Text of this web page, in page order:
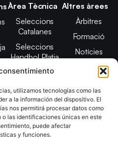
utilizamos tecnologías como las
a la información del dispositivo. El
nos permitirá procesar datos como
las identificaciones únicas en este
puede afectar
y funciones.
Àrea Tècnica
Seleccions
Catalanes
Seleccions
Handbol Platja
Tecnificació
CATH
Promoció
Altres àrees
Àrbitres
Formació
Notícies
Adreces de
contacte